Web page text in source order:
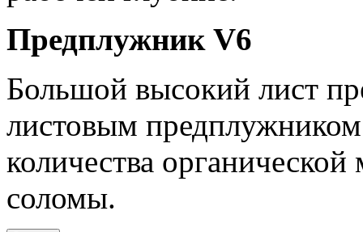
Предплужник V6
Большой высокий лист
листовым
количества
соломы.